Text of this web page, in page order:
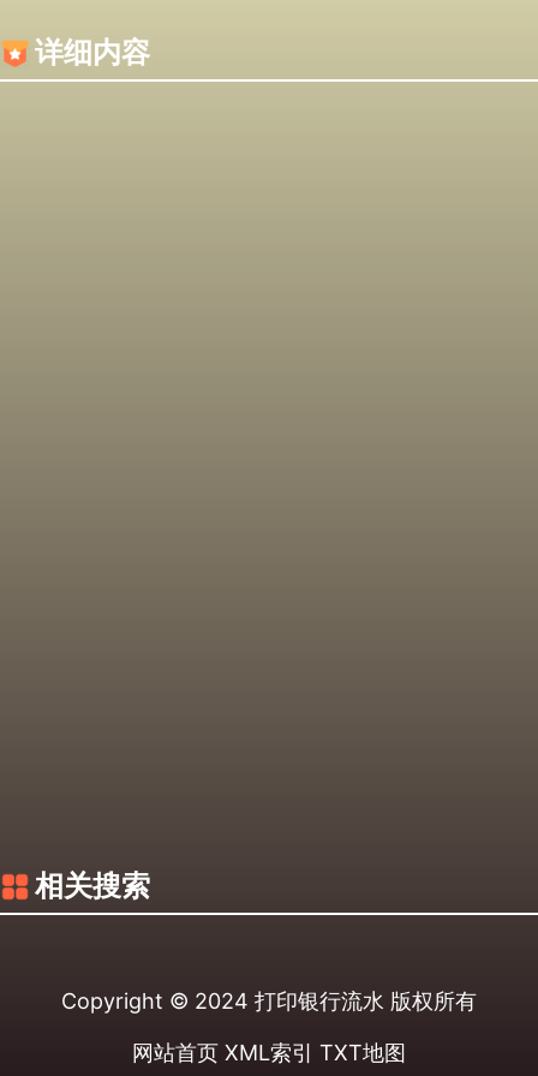
详细内容
相关搜索
Copyright © 2024 打印银行流水 版权所有
网站首页 XML索引 TXT地图